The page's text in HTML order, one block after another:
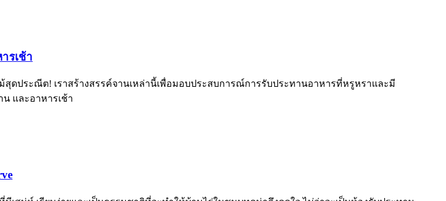
รเช้า
ดประณีต! เราสร้างสรรค์จานเหล่านี้เพื่อมอบประสบการณ์การรับประทานอาหารที่หรูหราและมี
และอาหารเช้า